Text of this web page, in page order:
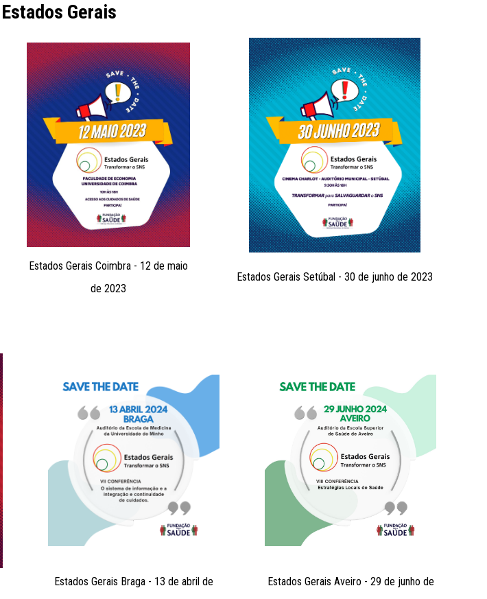
Gerais
Estados Gerais Coimbra - 12 de maio
de 2023
Estados Gerais Setúbal - 30 de junho de 2023
Estados Gerais Braga - 13 de abril de
Estados Gerais Aveiro - 29 de junho de